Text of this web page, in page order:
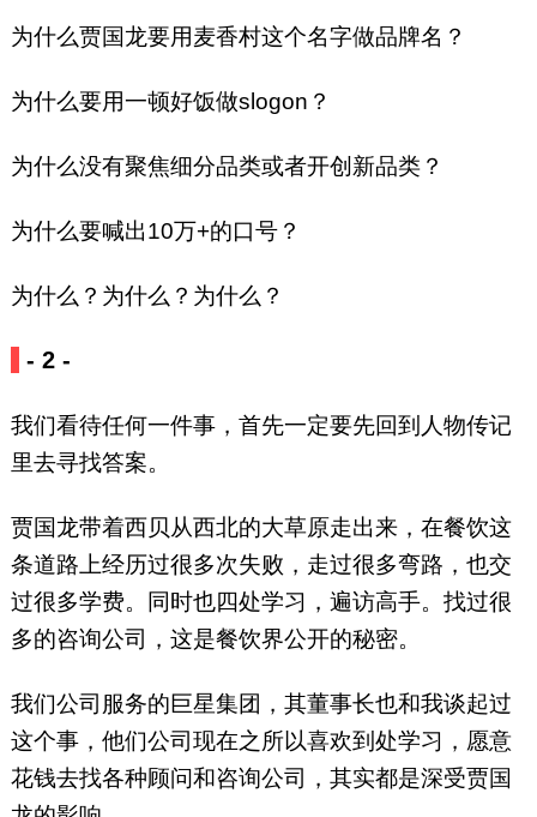
为什么贾国龙要用麦香村这个名字做品牌名？
为什么要用一顿好饭做slogon？
为什么没有聚焦细分品类或者开创新品类？
为什么要喊出10万+的口号？
为什么？为什么？为什么？
- 2 -
我们看待任何一件事，首先一定要先回到人物传记
里去寻找答案。
贾国龙带着西贝从西北的大草原走出来，在餐饮这
条道路上经历过很多次失败，走过很多弯路，也交
过很多学费。同时也四处学习，遍访高手。找过很
多的咨询公司，这是餐饮界公开的秘密。
我们公司服务的巨星集团，其董事长也和我谈起过
这个事，他们公司现在之所以喜欢到处学习，愿意
花钱去找各种顾问和咨询公司，其实都是深受贾国